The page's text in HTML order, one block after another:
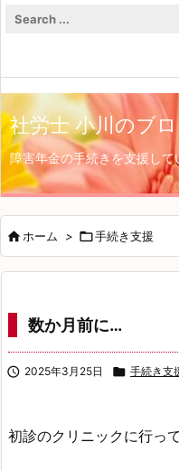
社労士 小川のブ
障害年金の手続きを支援し
ホーム > 手続き支援
数か月前に…
 2025年3月25日  手続き支
初診のクリニックに行っ